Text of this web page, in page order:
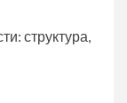
структура,